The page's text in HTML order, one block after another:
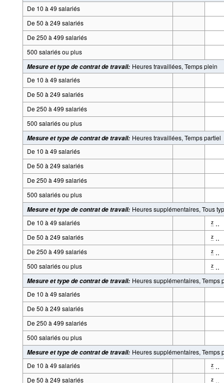
De 10 à 49 salariés
De 50 à 249 salariés
De 250 à 499 salariés
500 salariés ou plus
Mesure et type de contrat de travail: Heures travaillées, Temps plein
De 10 à 49 salariés
De 50 à 249 salariés
De 250 à 499 salariés
500 salariés ou plus
Mesure et type de contrat de travail: Heures travaillées, Temps partiel
De 10 à 49 salariés
De 50 à 249 salariés
De 250 à 499 salariés
500 salariés ou plus
Mesure et type de contrat de travail: Heures supplémentaires, Tous
De 10 à 49 salariés
z ..
De 50 à 249 salariés z ..
De 250 à 499 salariés z ..
500 salariés ou plus z ..
Mesure et type de contrat de travail: Heures supplémentaires, Temps
De 10 à 49 salariés
De 50 à 249 salariés
De 250 à 499 salariés
500 salariés ou plus
Mesure et type de contrat de travail: Heures supplémentaires, Temps
De 10 à 49 salariés
z ..
De 50 à 249 salariés z ..